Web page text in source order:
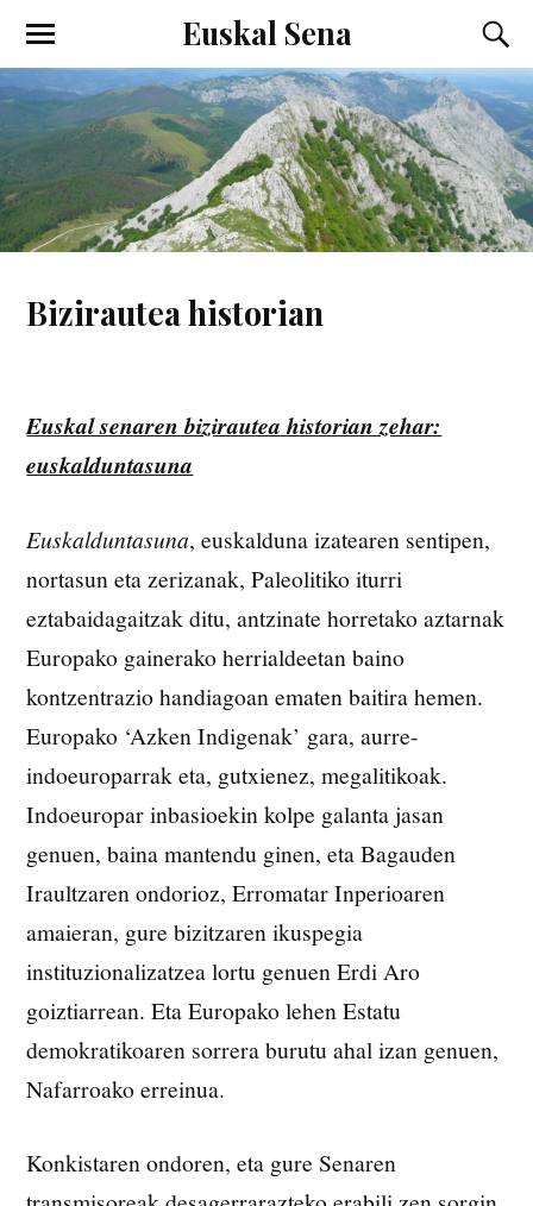
Euskal Sena
Bizirautea historian
Euskal senaren bizirautea historian zehar:
euskalduntasuna
Euskalduntasuna, euskalduna izatearen sentipen,
nortasun eta zerizanak, Paleolitiko iturri
eztabaidagaitzak ditu, antzinate horretako aztarnak
Europako gainerako herrialdeetan baino
kontzentrazio handiagoan ematen baitira hemen.
Europako ‘Azken Indigenak’ gara, aurre-
indoeuroparrak eta, gutxienez, megalitikoak.
Indoeuropar inbasioekin kolpe galanta jasan
genuen, baina mantendu ginen, eta Bagauden
Iraultzaren ondorioz, Erromatar Inperioaren
amaieran, gure bizitzaren ikuspegia
instituzionalizatzea lortu genuen Erdi Aro
goiztiarrean. Eta Europako lehen Estatu
demokratikoaren sorrera burutu ahal izan genuen,
Nafarroako erreinua.
Konkistaren ondoren, eta gure Senaren